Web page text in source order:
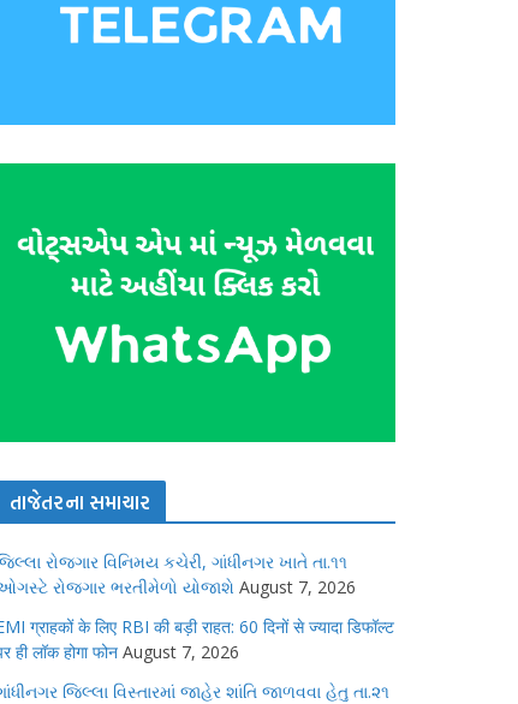
તાજેતરના સમાચાર
રોજગાર વિનિમય કચેરી, ગાંધીનગર ખાતે તા.૧૧
રોજગાર ભરતીમેળો યોજાશે August 7, 2026
ग्राहकों के लिए RBI की बड़ी राहत: 60 दिनों से ज्यादा डिफॉल्ट
ही लॉक होगा फोन August 7, 2026
જિલ્લા વિસ્તારમાં જાહેર શાંતિ જાળવવા હેતુ તા.૨૧